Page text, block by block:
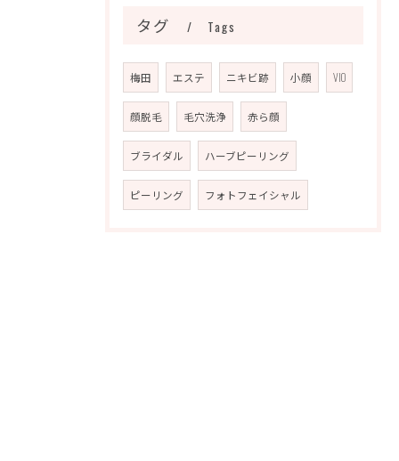
タグ Tags
梅田 エステ ニキビ跡 小顔 VIO
顔脱毛 毛穴洗浄 赤ら顔
ブライダル ハーブピーリング
ピーリング フォトフェイシャル